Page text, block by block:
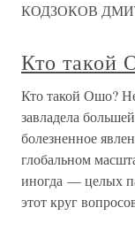
КОДЗОКОВ
Кто такой
Кто такой Ошо?
завладела
болезненное
глобальном
иногда — целых
этот круг